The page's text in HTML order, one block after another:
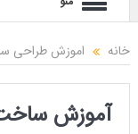
خانه اموزش طراحی
آموزش